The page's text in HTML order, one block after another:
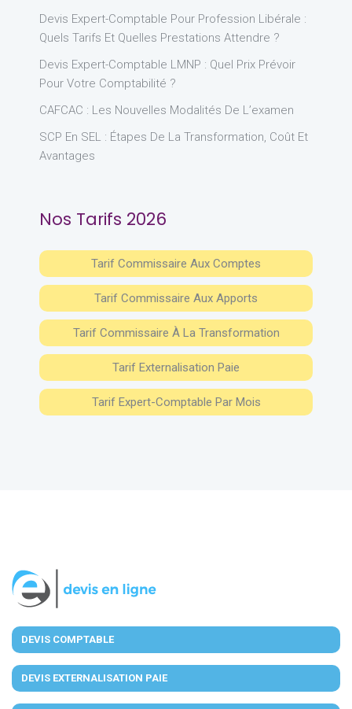
Devis Expert-Comptable Pour Profession Libérale :
Quels Tarifs Et Quelles Prestations Attendre ?
Devis Expert-Comptable LMNP : Quel Prix Prévoir
Pour Votre Comptabilité ?
CAFCAC : Les Nouvelles Modalités De L’examen
SCP En SEL : Étapes De La Transformation, Coût Et
Avantages
Nos Tarifs 2026
Tarif Commissaire Aux Comptes
Tarif Commissaire Aux Apports
Tarif Commissaire À La Transformation
Tarif Externalisation Paie
Tarif Expert-Comptable Par Mois
DEVIS COMPTABLE
DEVIS EXTERNALISATION PAIE